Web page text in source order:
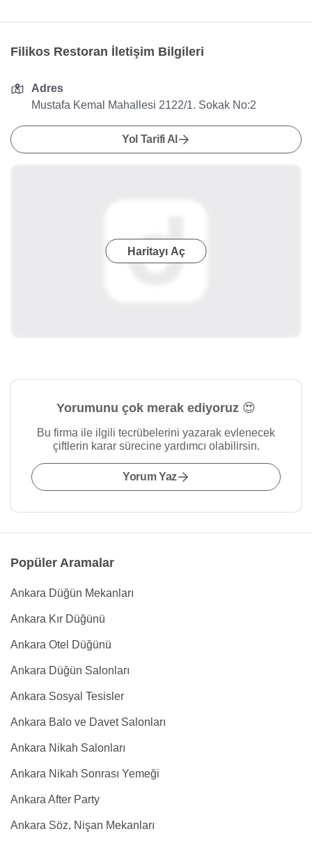
Filikos Restoran İletişim Bilgileri
Adres
Mustafa Kemal Mahallesi 2122/1. Sokak No:2
Yol Tarifi Al
Haritayı Aç
Yorumunu çok merak ediyoruz 😍
Bu firma ile ilgili tecrübelerini yazarak evlenecek
çiftlerin karar sürecine yardımcı olabilirsin.
Yorum Yaz
Popüler Aramalar
Ankara Düğün Mekanları
Ankara Kır Düğünü
Ankara Otel Düğünü
Ankara Düğün Salonları
Ankara Sosyal Tesisler
Ankara Balo ve Davet Salonları
Ankara Nikah Salonları
Ankara Nikah Sonrası Yemeği
Ankara After Party
Ankara Söz, Nişan Mekanları